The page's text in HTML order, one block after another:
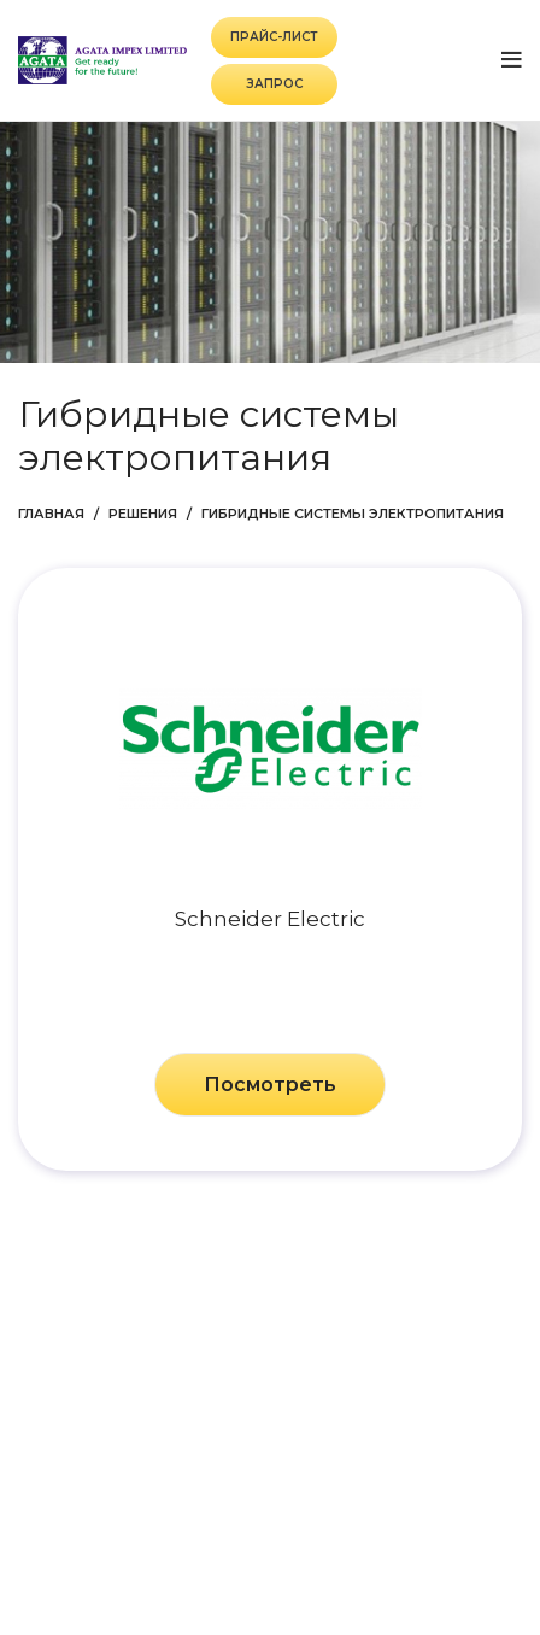
ПРАЙС-ЛИСТ
ЗАПРОС
Гибридные системы
электропитания
ГЛАВНАЯ РЕШЕНИЯ ГИБРИДНЫЕ СИСТЕМЫ ЭЛЕКТРОПИТАНИЯ
Schneider Electric
Посмотреть